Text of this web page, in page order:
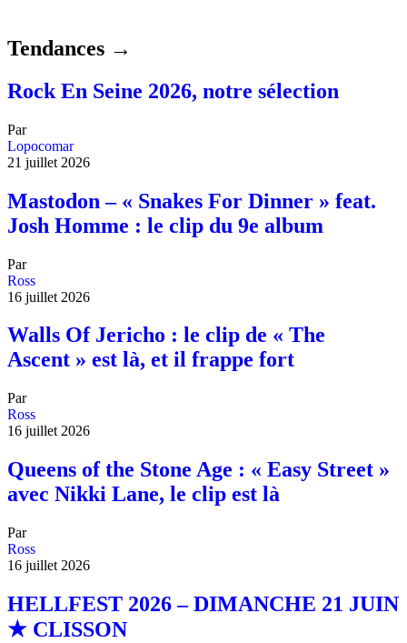
Tendances →
Rock En Seine 2026, notre sélection
Par
Lopocomar
21 juillet 2026
Mastodon – « Snakes For Dinner » feat.
Josh Homme : le clip du 9e album
Par
Ross
16 juillet 2026
Walls Of Jericho : le clip de « The
Ascent » est là, et il frappe fort
Par
Ross
16 juillet 2026
Queens of the Stone Age : « Easy Street »
avec Nikki Lane, le clip est là
Par
Ross
16 juillet 2026
HELLFEST 2026 – DIMANCHE 21 JUIN
★ CLISSON